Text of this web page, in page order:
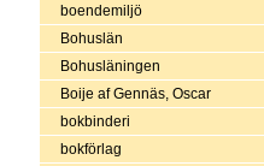
boendemiljö
Bohuslän
Bohusläningen
Boije af Gennäs, Oscar
bokbinderi
bokförlag